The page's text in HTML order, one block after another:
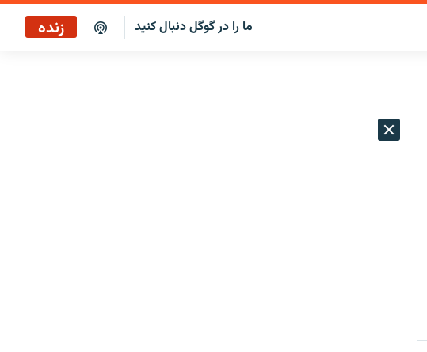
ما را در گوگل دنبال کنید زنده